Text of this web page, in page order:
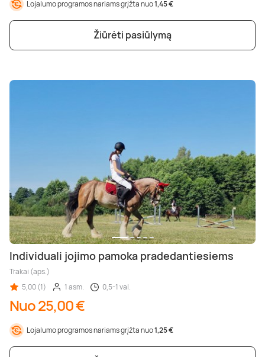
Lojalumo programos nariams grįžta nuo1,45 €
Žiūrėti pasiūlymą
Individuali jojimo pamoka pradedantiesiems
Trakai (aps.)
5,00 (1)
1 asm. 0,5-1 val.
Nuo 25,00 €
Lojalumo programos nariams grįžta nuo1,25 €